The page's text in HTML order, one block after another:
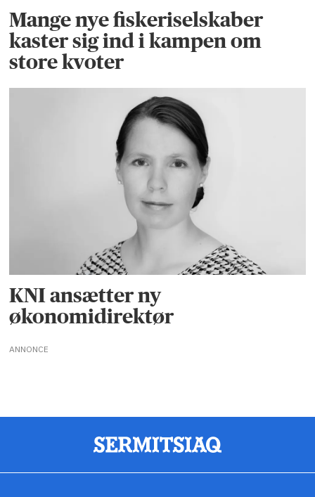
Mange nye fiskeriselskaber
kaster sig ind i kampen om
store kvoter
KNI ansætter ny
økonomidirektør
ANNONCE